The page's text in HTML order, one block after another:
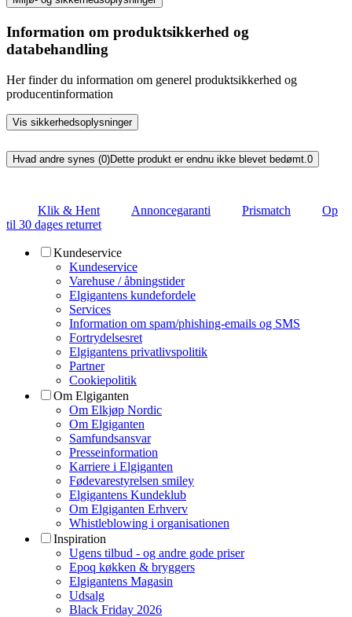
Information om produktsikkerhed og
databehandling
Her finder du information om generel produktsikkerhed og
producentinformation
Vis sikkerhedsoplysninger
Hvad andre synes (0)Dette produkt er endnu ikke blevet bedømt. 0
Klik & Hent Annoncegaranti Prismatch
Op
til 30 dages returret
Kundeservice
Kundeservice
Varehuse / åbningstider
Elgigantens kundefordele
Services
Information om spam/phishing-emails og SMS
Fortrydelsesret
Elgigantens privatlivspolitik
Partner
Cookiepolitik
Om Elgiganten
Om Elkjøp Nordic
Om Elgiganten
Samfundsansvar
Presseinformation
Karriere i Elgiganten
Fødevarestyrelsen smiley
Elgigantens Kundeklub
Om Elgiganten Erhverv
Whistleblowing i organisationen
Inspiration
Ugens tilbud - og andre gode priser
Epoq køkken & bryggers
Elgigantens Magasin
Udsalg
Black Friday 2026